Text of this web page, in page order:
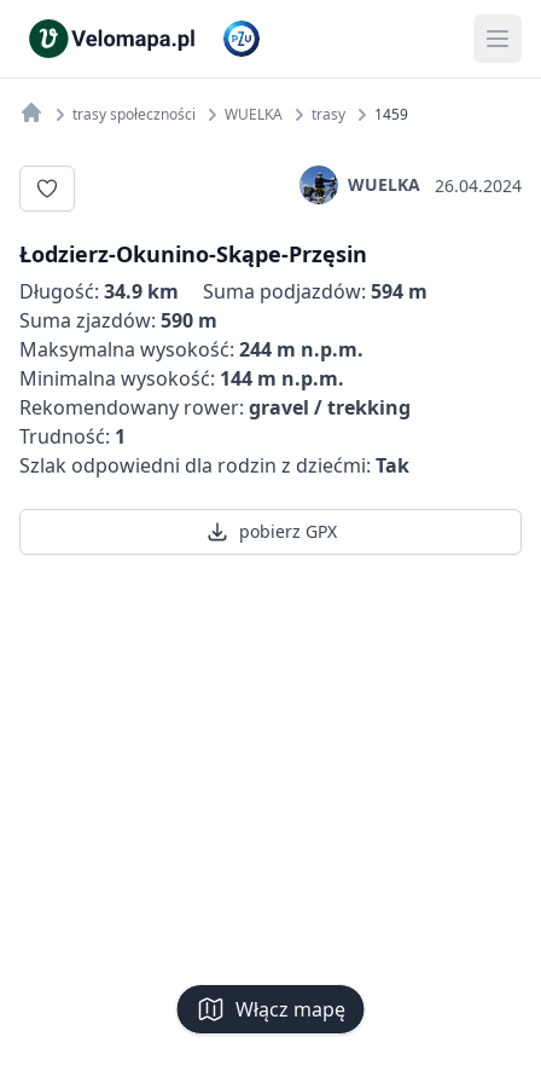
Włącz mapę
trasy społeczności WUELKA trasy 1459
WUELKA 26.04.2024
Łodzierz-Okunino-Skąpe-Przęsin
Długość: 34.9 km Suma podjazdów: 594 m
Suma zjazdów: 590 m
Maksymalna wysokość: 244 m n.p.m.
Minimalna wysokość: 144 m n.p.m.
Rekomendowany rower: gravel / trekking
Trudność: 1
Szlak odpowiedni dla rodzin z dziećmi: Tak
pobierz GPX